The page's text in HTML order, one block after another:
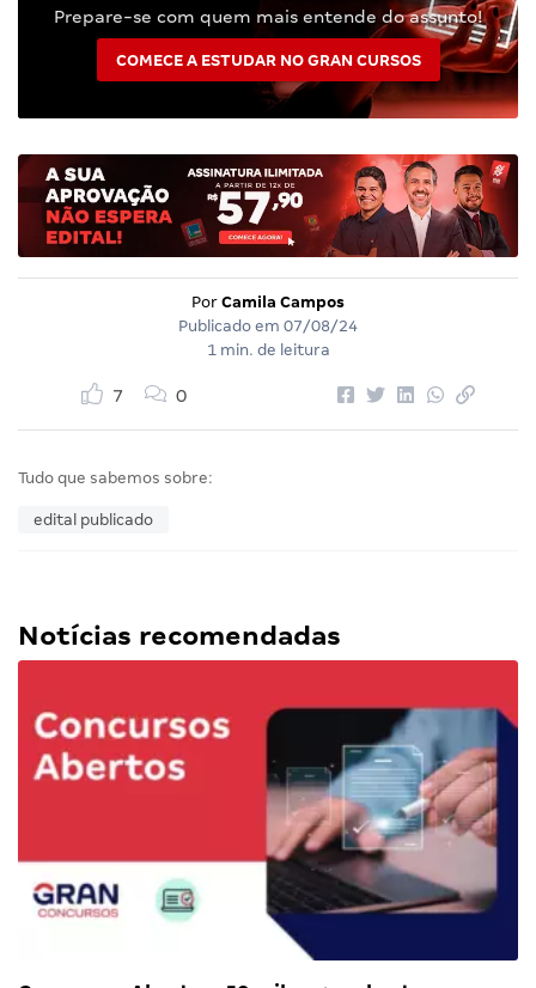
Prepare-se com quem mais entende do assunto!
COMECE A ESTUDAR NO GRAN CURSOS
Por Camila Campos
Publicado em 07/08/24
1 min. de leitura
7 0
Tudo que sabemos sobre:
edital publicado
Notícias recomendadas